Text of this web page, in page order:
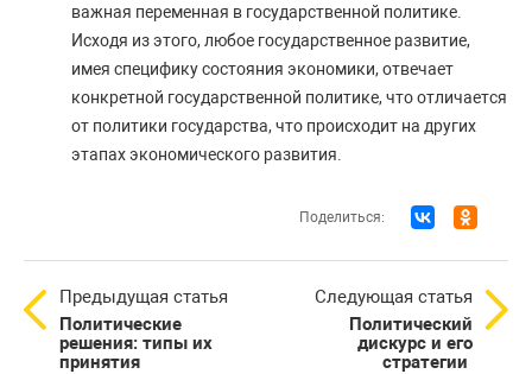
важная переменная в государственной политике.
Исходя из этого, любое государственное развитие,
имея специфику состояния экономики, отвечает
конкретной государственной политике, что отличается
от политики государства, что происходит на других
этапах экономического развития.
Поделиться:
Предыдущая статья
Политические
решения: типы их
принятия
Следующая статья
Политический
дискурс и его
стратегии